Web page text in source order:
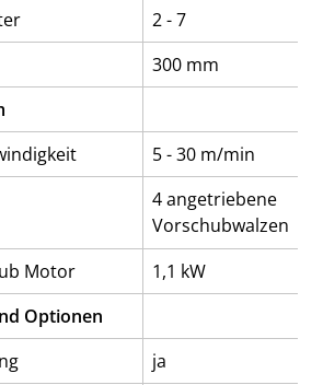
2 - 7
300 mm
5 - 30 m/min
4 angetriebene
Vorschubwalzen
Motor
1,1 kW
Optionen
ja